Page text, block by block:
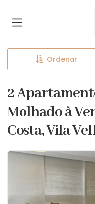
Ordenar
2
Molhado à
Costa, Vila